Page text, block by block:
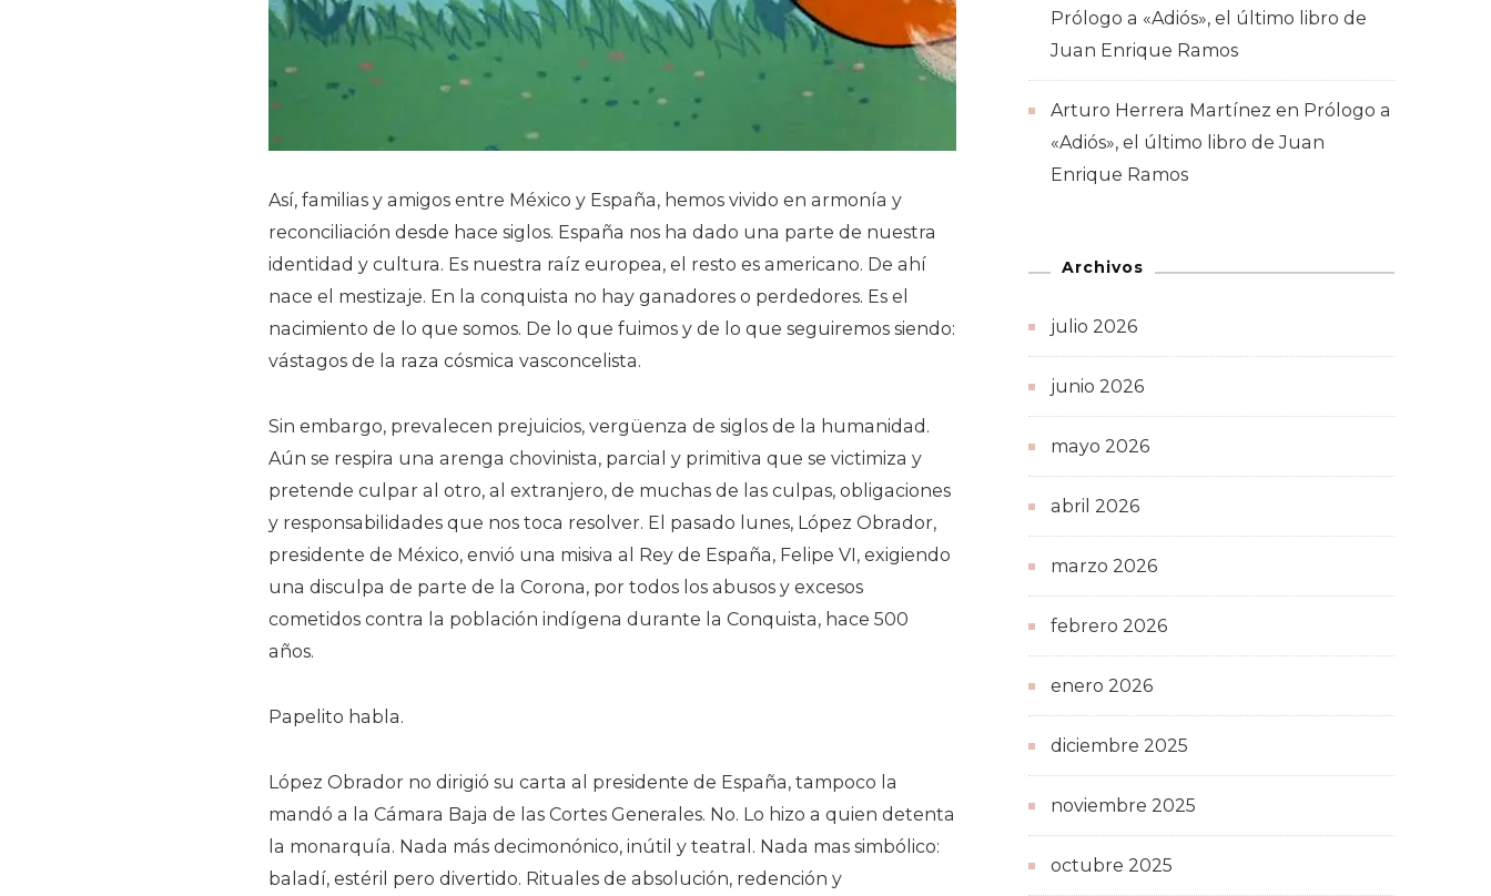
Así, familias y amigos entre México y España, hemos vivido en armonía y
reconciliación desde hace siglos. España nos ha dado una parte de nuestra
identidad y cultura. Es nuestra raíz europea, el resto es americano. De ahí
nace el mestizaje. En la conquista no hay ganadores o perdedores. Es el
nacimiento de lo que somos. De lo que fuimos y de lo que seguiremos siendo:
vástagos de la raza cósmica vasconcelista.
Sin embargo, prevalecen prejuicios, vergüenza de siglos de la humanidad.
Aún se respira una arenga chovinista, parcial y primitiva que se victimiza y
pretende culpar al otro, al extranjero, de muchas de las culpas, obligaciones
y responsabilidades que nos toca resolver. El pasado lunes, López Obrador,
presidente de México, envió una misiva al Rey de España, Felipe VI, exigiendo
una disculpa de parte de la Corona, por todos los abusos y excesos
cometidos contra la población indígena durante la Conquista, hace 500
años.
Papelito habla.
López Obrador no dirigió su carta al presidente de España, tampoco la
mandó a la Cámara Baja de las Cortes Generales. No. Lo hizo a quien detenta
la monarquía. Nada más decimonónico, inútil y teatral. Nada mas simbólico:
baladí, estéril pero divertido. Rituales de absolución, redención y
Prólogo a «Adiós», el último libro de
Juan Enrique Ramos
Arturo Herrera Martínez en Prólogo a
«Adiós», el último libro de Juan
Enrique Ramos
Archivos
julio 2026
junio 2026
mayo 2026
abril 2026
marzo 2026
febrero 2026
enero 2026
diciembre 2025
noviembre 2025
octubre 2025